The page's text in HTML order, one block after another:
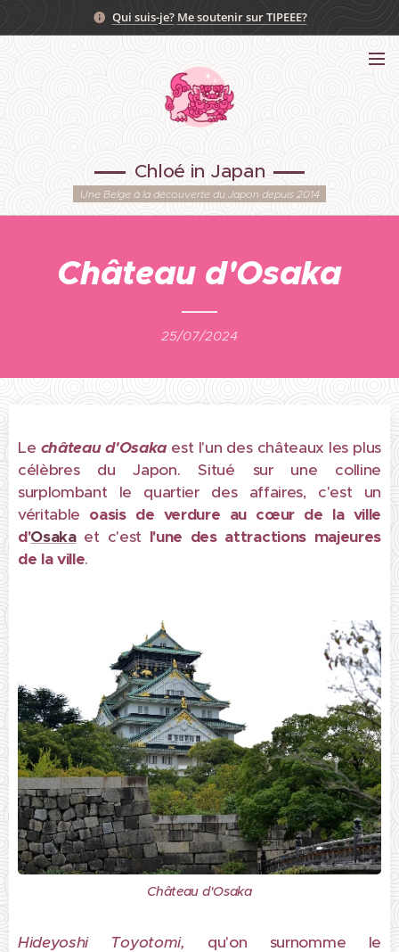
Qui suis-je? Me soutenir sur TIPEEE?
Chloé in Japan
Une Belge à la découverte du Japon depuis 2014
Château d'Osaka
25/07/2024
Le château d'Osaka est l'un des châteaux les plus
célèbres du Japon. Situé sur une colline
surplombant le quartier des affaires, c'est un
véritable oasis de verdure au cœur de la ville
d'Osakaet c'est l'une des attractions majeures
de la ville.
Château d'Osaka
Hideyoshi Toyotomi, qu'on surnomme le